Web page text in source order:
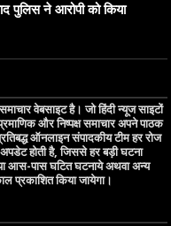
पुलिस ने आरोपी को किया
वेबसाइट है। जो हिंदी न्यूज साइटों
और निष्पक्ष समाचार अपने पाठक
ऑनलाइन संपादकीय टीम हर रोज
होती है, जिससे हर बड़ी घटना
आस-पास घटित घटनाये अथवा अन्य
प्रकाशित किया जायेगा।